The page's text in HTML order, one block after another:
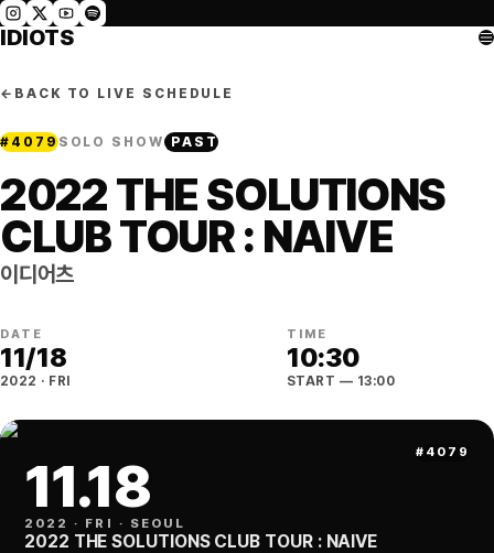
IDIOTS
← BACK TO LIVE SCHEDULE
# 4079SOLO SHOW PAST
2022 THE SOLUTIONS
CLUB TOUR : NAIVE
이디어츠
DATE
11/18
2022 · FRI
TIME
10:30
START — 13:00
# 4079
11.18
2022 · FRI · SEOUL
2022 THE SOLUTIONS CLUB TOUR : NAIVE